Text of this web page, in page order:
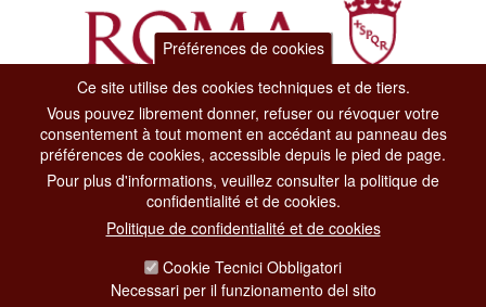
Dipartimento Grandi Eventi, Sport, Turismo e Moda.
Via di San Basilio, 51
00187 Roma
CONTACT CENTER TEL. 06 06 08
CONTATTA LA REDAZIONE
Préférences de cookies
Ce site utilise des cookies techniques et de tiers.
Vous pouvez librement donner, refuser ou révoquer votre
consentement à tout moment en accédant au panneau des
préférences de cookies, accessible depuis le pied de page.
Pour plus d'informations, veuillez consulter la politique de
confidentialité et de cookies.
Politique de confidentialité et de cookies
Cookie Tecnici Obbligatori
Necessari per il funzionamento del sito